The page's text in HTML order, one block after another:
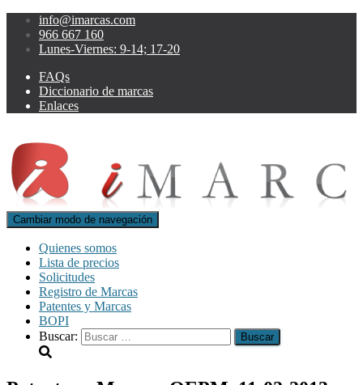
info@imarcas.com
966 667 160
Lunes-Viernes: 9-14; 17-20
FAQs
Diccionario de marcas
Enlaces
Cambiar modo de navegación
Quienes somos
Lista de precios
Solicitudes
Registro de Marcas
Patentes y Marcas
BOPI
Buscar: